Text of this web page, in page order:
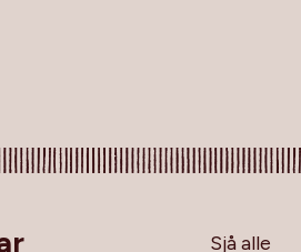
Sjå alle